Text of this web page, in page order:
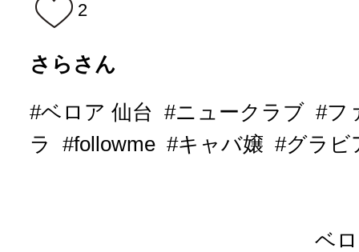
2
さらさん
#ベロア 仙台 #ニュークラブ #フ
ラ
#followme #キャバ嬢 #グラ
ベ